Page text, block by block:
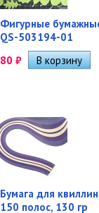
Фигурные
QS-503194-01
80 ₽
Бумага для
150 полос, 130 гр